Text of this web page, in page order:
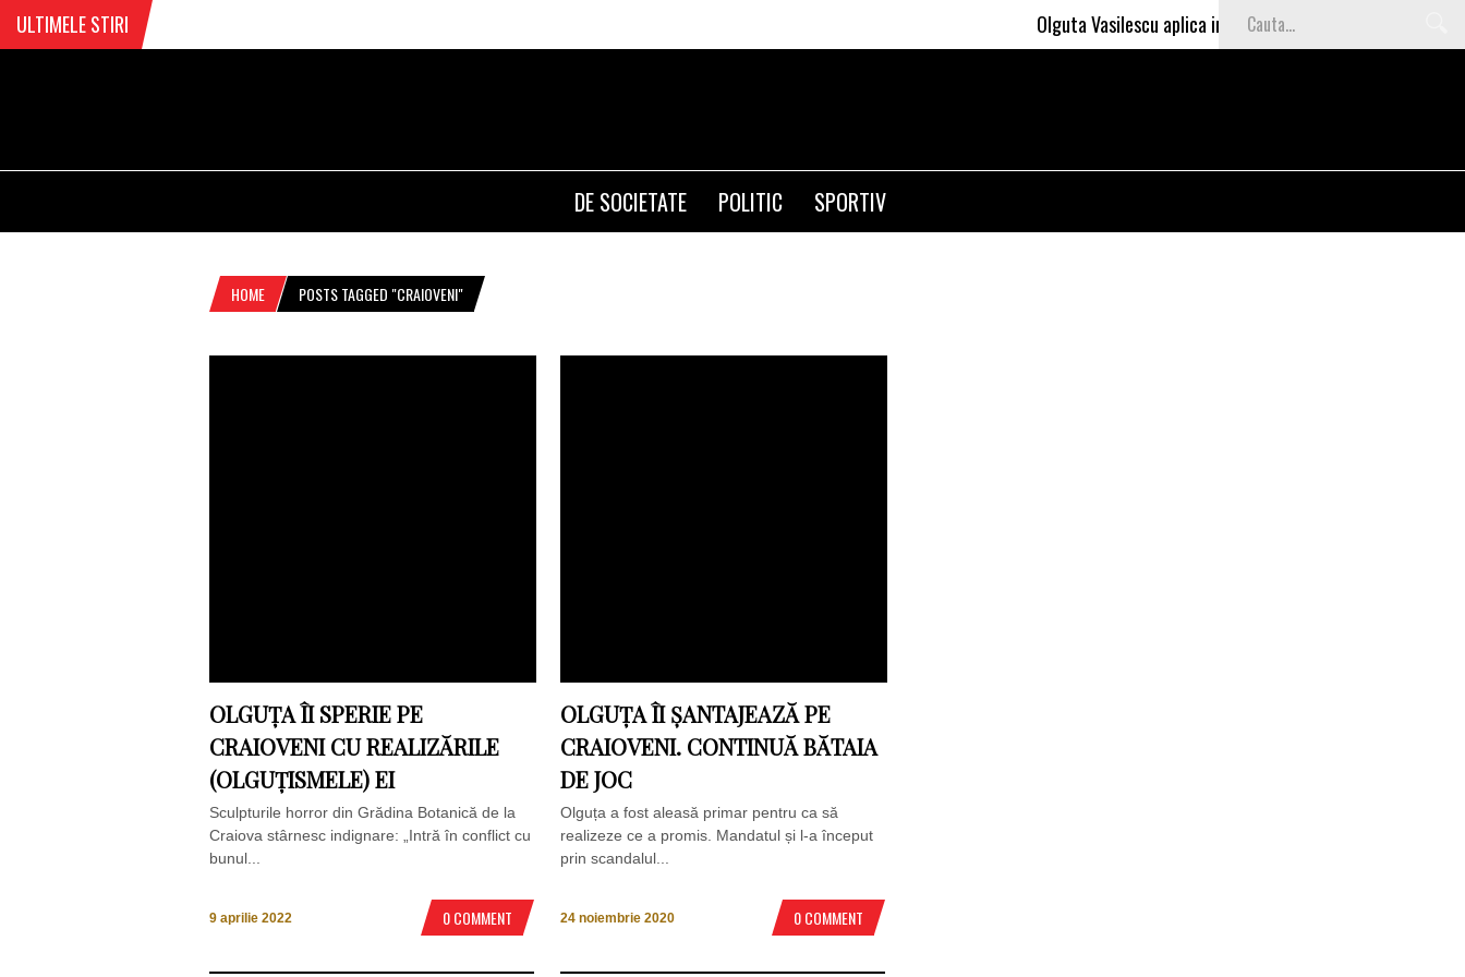
ULTIMELE STIRI Olguta Vasilescu aplica invataturile lui Nea Marin: somajul
DE SOCIETATE POLITIC SPORTIV
HOME POSTS TAGGED "CRAIOVENI"
OLGUȚA ÎI SPERIE PE
CRAIOVENI CU REALIZĂRILE
(OLGUȚISMELE) EI
Sculpturile horror din Grădina Botanică de la
Craiova stârnesc indignare: „Intră în conflict cu
bunul...
9 aprilie 2022 0 COMMENT
OLGUȚA ÎI ȘANTAJEAZĂ PE
CRAIOVENI. CONTINUĂ BĂTAIA
DE JOC
Olguța a fost aleasă primar pentru ca să
realizeze ce a promis. Mandatul și l-a început
prin scandalul...
24 noiembrie 2020 0 COMMENT